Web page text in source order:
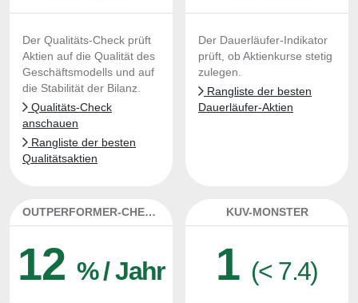
Der Qualitäts-Check prüft
Aktien auf die Qualität des
Geschäftsmodells und auf
die Stabilität der Bilanz.
Qualitäts-Check
anschauen
Rangliste der besten
Qualitätsaktien
Der Dauerläufer-Indikator
prüft, ob Aktienkurse stetig
zulegen.
Rangliste der besten
Dauerläufer-Aktien
OUTPERFORMER-CHECK
12 % / Jahr
KUV-MONSTER
1 (< 7.4)